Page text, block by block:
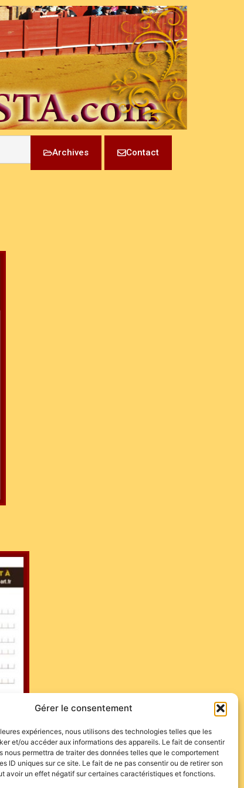
Gérer le consentement
expériences, nous utilisons des technologies telles que les
et/ou accéder aux informations des appareils. Le fait de consentir
nous permettra de traiter des données telles que le comportement
ID uniques sur ce site. Le fait de ne pas consentir ou de retirer son
avoir un effet négatif sur certaines caractéristiques et fonctions.
Archives Contact